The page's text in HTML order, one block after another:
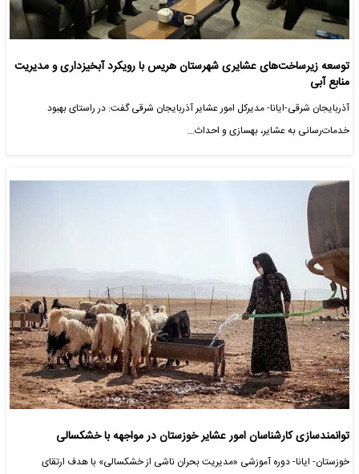
توسعه زیرساخت‌های عشایری شهرستان هریس با رویکرد آبخیزداری و مدیریت
منابع آبی
آذربایجان شرقی-ایانا- مدیرکل امور عشایر آذربایجان شرقی گفت: در راستای بهبود
خدمات‌رسانی به عشایر، بهسازی و احداث…
توانمندسازی کارشناسان امور عشایر خوزستان در مواجهه با خشکسالی
خوزستان- ایانا- دوره آموزشی «مدیریت بحران ناشی از خشکسالی» با هدف ارتقای